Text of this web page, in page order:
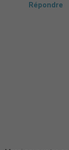
Répondre